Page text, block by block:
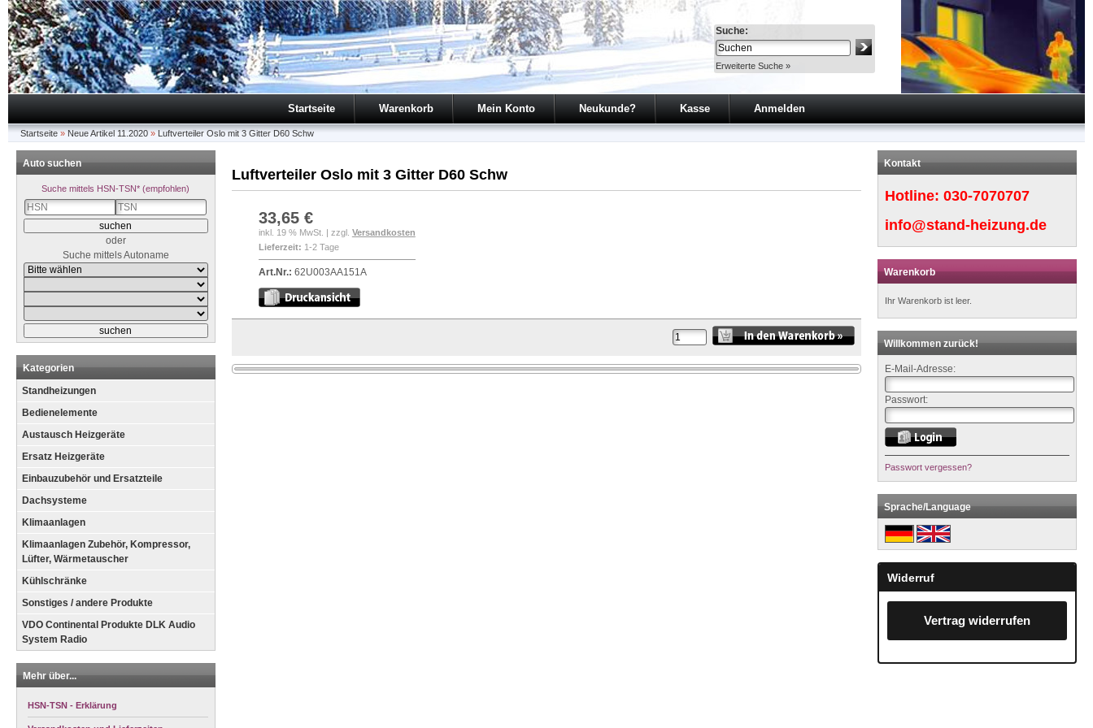
Suche:
Erweiterte Suche »
Startseite Warenkorb Mein Konto Neukunde? Kasse Anmelden
Startseite » Neue Artikel 11.2020 » Luftverteiler Oslo mit 3 Gitter D60 Schw
Luftverteiler Oslo mit 3 Gitter D60 Schw
33,65 €
inkl. 19 % MwSt. | zzgl. Versandkosten
Lieferzeit: 1-2 Tage
Art.Nr.: 62U003AA151A
Auto suchen
Suche mittels HSN-TSN* (empfohlen)
oder
Suche mittels Autoname
Kategorien
Standheizungen
Bedienelemente
Austausch Heizgeräte
Ersatz Heizgeräte
Einbauzubehör und Ersatzteile
Dachsysteme
Klimaanlagen
Klimaanlagen Zubehör, Kompressor,
Lüfter, Wärmetauscher
Kühlschränke
Sonstiges / andere Produkte
VDO Continental Produkte DLK Audio
System Radio
Mehr über...
HSN-TSN - Erklärung
Kontakt
Hotline:030-7070707
info@stand-heizung.de
Warenkorb
Ihr Warenkorb ist leer.
Willkommen zurück!
E-Mail-Adresse:
Passwort:
Passwort vergessen?
Sprache/Language
Widerruf
Vertrag widerrufen